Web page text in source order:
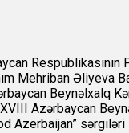
Mehriban Əliyeva
Beynəlxalq
Azərbaycan
Azerbaijan” sərgiləri